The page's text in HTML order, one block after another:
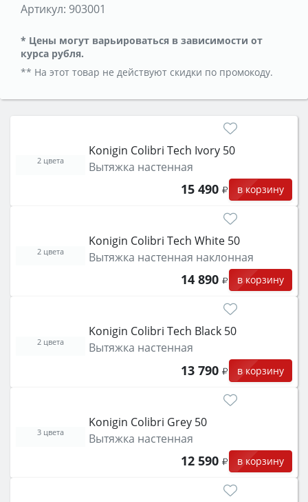
Артикул: 903001
* Цены могут варьироваться в зависимости от
курса рубля.
** На этот товар не действуют скидки по промокоду.
Konigin Colibri Tech Ivory 50
Вытяжка настенная
15 490 в корзину
2 цвета
Konigin Colibri Tech White 50
Вытяжка настенная наклонная
14 890 в корзину
2 цвета
Konigin Colibri Tech Black 50
Вытяжка настенная
13 790 в корзину
2 цвета
Konigin Colibri Grey 50
Вытяжка настенная
12 590 в корзину
3 цвета